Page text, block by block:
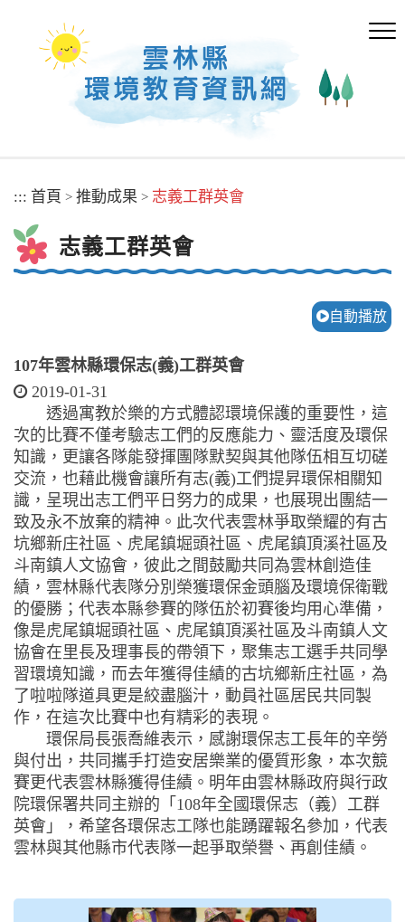
::: 首頁 > 推動成果 > 志義工群英會
志義工群英會
自動播放
107年雲林縣環保志(義)工群英會
2019-01-31
透過寓教於樂的方式體認環境保護的重要性，這
次的比賽不僅考驗志工們的反應能力、靈活度及環保
知識，更讓各隊能發揮團隊默契與其他隊伍相互切磋
交流，也藉此機會讓所有志(義)工們提昇環保相關知
識，呈現出志工們平日努力的成果，也展現出團結一
致及永不放棄的精神。此次代表雲林爭取榮耀的有古
坑鄉新庄社區、虎尾鎮堀頭社區、虎尾鎮頂溪社區及
斗南鎮人文協會，彼此之間鼓勵共同為雲林創造佳
績，雲林縣代表隊分別榮獲環保金頭腦及環境保衛戰
的優勝；代表本縣參賽的隊伍於初賽後均用心準備，
像是虎尾鎮堀頭社區、虎尾鎮頂溪社區及斗南鎮人文
協會在里長及理事長的帶領下，聚集志工選手共同學
習環境知識，而去年獲得佳績的古坑鄉新庄社區，為
了啦啦隊道具更是絞盡腦汁，動員社區居民共同製
作，在這次比賽中也有精彩的表現。
環保局長張喬維表示，感謝環保志工長年的辛勞
與付出，共同攜手打造安居樂業的優質形象，本次競
賽更代表雲林縣獲得佳績。明年由雲林縣政府與行政
院環保署共同主辦的「108年全國環保志（義）工群
英會」，希望各環保志工隊也能踴躍報名參加，代表
雲林與其他縣市代表隊一起爭取榮譽、再創佳績。